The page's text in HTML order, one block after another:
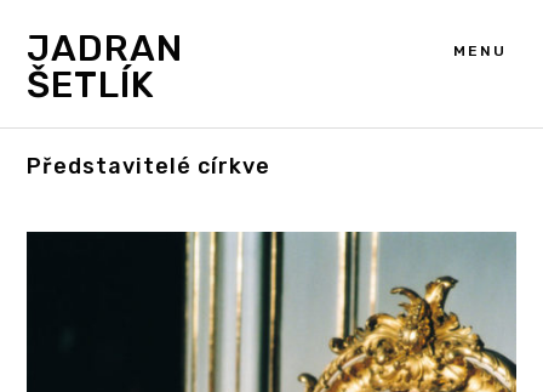
JADRAN
ŠETLÍK
MENU
Představitelé církve